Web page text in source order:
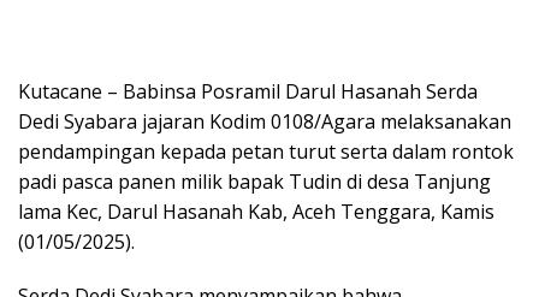
Kutacane – Babinsa Posramil Darul Hasanah Serda
Dedi Syabara jajaran Kodim 0108/Agara melaksanakan
pendampingan kepada petan turut serta dalam rontok
padi pasca panen milik bapak Tudin di desa Tanjung
lama Kec, Darul Hasanah Kab, Aceh Tenggara, Kamis
(01/05/2025).